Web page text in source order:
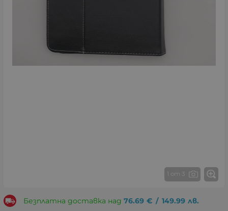
1 от 3
Безплатна доставка над 76.69 € / 149.99 лв.